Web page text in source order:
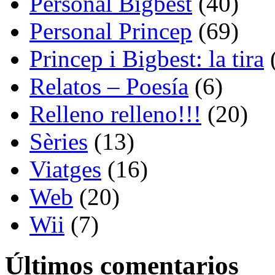
Personal Princep (69)
Princep i Bigbest: la tira
Relatos – Poesía (6)
Relleno relleno!!! (20)
Sèries (13)
Viatges (16)
Web (20)
Wii (7)
Últimos comentarios